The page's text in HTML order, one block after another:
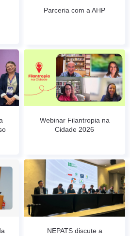
Parceria com a AHP
Webinar Filantropia na
Cidade 2026
NEPATS discute a